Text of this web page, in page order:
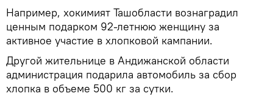
Например, хокимият Ташобласти вознаградил
ценным подарком 92-летнюю женщину за
активное участие в хлопковой кампании.
Другой жительнице в Андижанской области
администрация подарила автомобиль за сбор
хлопка в объеме 500 кг за сутки.